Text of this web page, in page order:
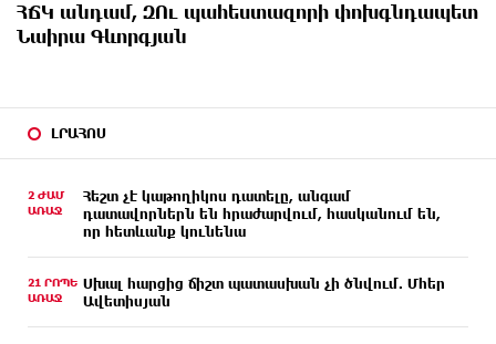
ԼՐԱՀՈՍ
2 ԺԱՄ
ԱՌԱՋ
Հեշտ չէ կաթողիկոս դատելը, անգամ
դատավորներն են հրաժարվում, հասկանում են,
որ հետևանք կունենա
21 ՐՈՊԵ
ԱՌԱՋ
Սխալ հարցից ճիշտ պատասխան չի ծնվում. Մհեր
Ավետիսյան
ՀՃԿ անդամ, ԶՈւ պահեստազորի փոխգնդապետ
Նաիրա Գևորգյան